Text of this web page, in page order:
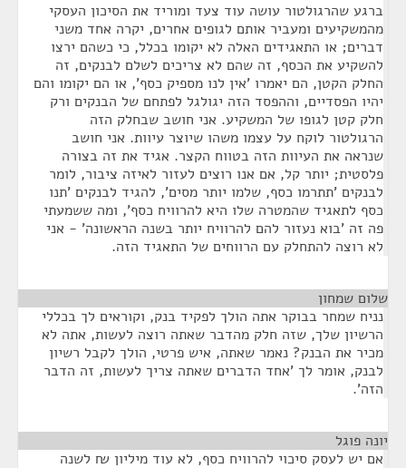
ברגע שהרגולטור עושה עוד צעד ומוריד את הסיכון העסקי
מהמשקיעים ומעביר אותם לגופים אחרים, יקרה אחד משני
דברים; או התאגידים האלה לא יקומו בכלל, כי כשהם ירצו
להשקיע את הכסף, זה שהם לא צריכים לשלם לבנקים, זה
החלק הקטן, הם יאמרו 'אין לנו מספיק כסף', או הם יקומו והם
יהיו הפסדיים, וההפסד הזה יגולגל לפתחם של הבנקים ורק
חלק קטן לגופו של המשקיע. אני חושב שבחלק הזה
הרגולטור לוקח על עצמו משהו שיוצר עיוות. אני חושב
שנראה את העיוות הזה בטווח הקצר. אגיד את זה בצורה
פלסטית; יותר קל, אם אנו רוצים לעזור לאיזה ציבור, לומר
לבנקים 'תתרמו כסף, שלמו יותר מסים', להגיד לבנקים 'תנו
כסף לתאגיד שהמטרה שלו היא להרוויח כסף', ומה ששמעתי
פה זה 'בוא נעזור להם להרוויח יותר בשנה הראשונה' - אני
לא רוצה להתחלק עם הרווחים של התאגיד הזה.
שלום שמחון
נניח שמחר בבוקר אתה הולך לפקיד בנק, וקוראים לך בכללי
הרשיון שלך, שזה חלק מהדבר שאתה רוצה לעשות, אתה לא
מכיר את הבנק? נאמר שאתה, איש פרטי, הולך לקבל רשיון
לבנק, אומר לך 'אחד הדברים שאתה צריך לעשות, זה הדבר
הזה'.
יונה פוגל
אם יש לעסק סיכוי להרוויח כסף, לא עוד מיליון ₪ לשנה